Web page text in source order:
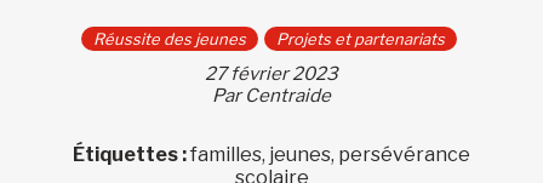
Réussite des jeunes Projets et partenariats
27 février 2023
Par Centraide
Étiquettes :familles, jeunes, persévérance
scolaire